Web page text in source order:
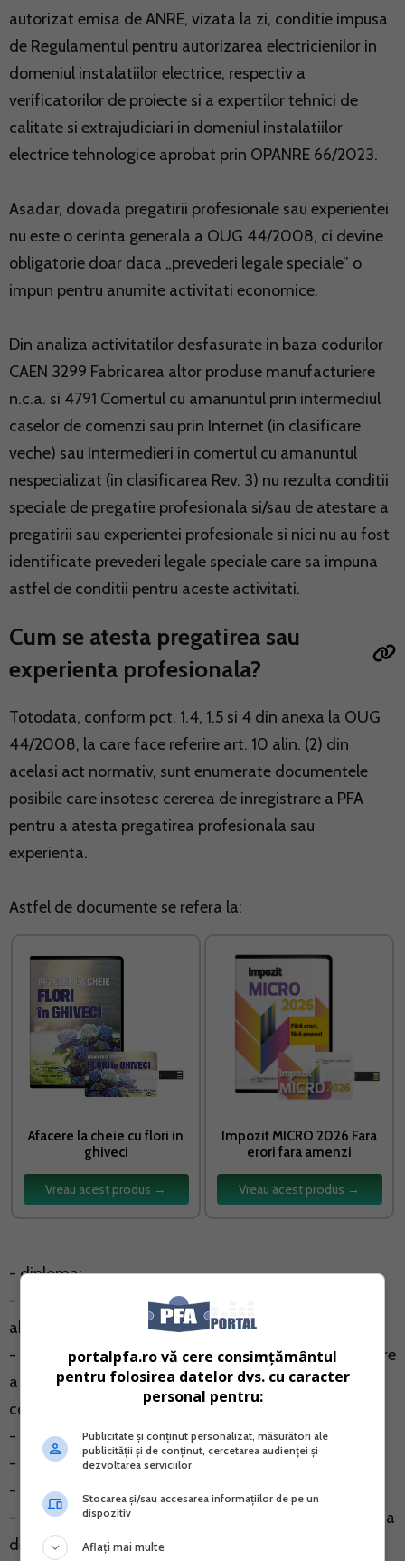
autorizat emisa de ANRE, vizata la zi, conditie impusa
de Regulamentul pentru autorizarea electricienilor in
domeniul instalatiilor electrice, respectiv a
verificatorilor de proiecte si a expertilor tehnici de
calitate si extrajudiciari in domeniul instalatiilor
electrice tehnologice aprobat prin OPANRE 66/2023.
Asadar, dovada pregatirii profesionale sau experientei
nu este o cerinta generala a OUG 44/2008, ci devine
obligatorie doar daca „prevederi legale speciale” o
impun pentru anumite activitati economice.
Din analiza activitatilor desfasurate in baza codurilor
CAEN 3299 Fabricarea altor produse manufacturiere
n.c.a. si 4791 Comertul cu amanuntul prin intermediul
caselor de comenzi sau prin Internet (in clasificare
veche) sau Intermedieri in comertul cu amanuntul
nespecializat (in clasificarea Rev. 3) nu rezulta conditii
speciale de pregatire profesionala si/sau de atestare a
pregatirii sau experientei profesionale si nici nu au fost
identificate prevederi legale speciale care sa impuna
astfel de conditii pentru aceste activitati.
Cum se atesta pregatirea sau
experienta profesionala?
Totodata, conform pct. 1.4, 1.5 si 4 din anexa la OUG
44/2008, la care face referire art. 10 alin. (2) din
acelasi act normativ, sunt enumerate documentele
posibile care insotesc cererea de inregistrare a PFA
pentru a atesta pregatirea profesionala sau
experienta.
Astfel de documente se refera la:
Afacere la cheie cu flori in
ghiveci
Vreau acest produs →
Impozit MICRO 2026 Fara
erori fara amenzi
Vreau acest produs →
- diploma;
- certificatul sau adeverinta prin care se dovedeste
absolvirea unei institutii de invatamant;
- certificatul de calificare profesionala sau de absolvire
a unei forme de pregatire profesionala, organizata in
conditiile legii in vigoare la data eliberarii acestuia;
- certificatul de competenta profesionala;
- cartea de mestesugar;
- carnetul de munca al solicitantului;
- declaratie de notorietate cu privirea la abilitatea de a
desfasura activitatea pentru care se solicita
portalpfa.ro vă cere consimțământul
pentru folosirea datelor dvs. cu caracter
personal pentru:
Publicitate și conținut personalizat, măsurători ale
publicității și de conținut, cercetarea audienței și
dezvoltarea serviciilor
Stocarea și/sau accesarea informațiilor de pe un
dispozitiv
Aflați mai multe